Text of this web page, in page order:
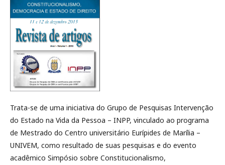
Trata-se de uma iniciativa do Grupo de Pesquisas Intervenção
do Estado na Vida da Pessoa – INPP, vinculado ao programa
de Mestrado do Centro universitário Eurípides de Marília –
UNIVEM, como resultado de suas pesquisas e do evento
acadêmico Simpósio sobre Constitucionalismo,